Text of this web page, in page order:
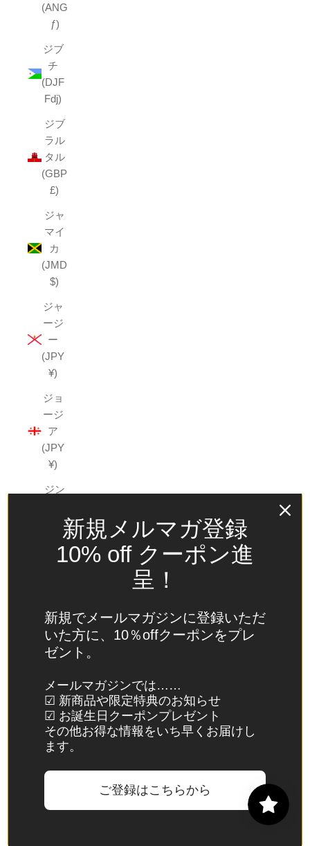
(ANG
ƒ)
ジブ
チ
(DJF
Fdj)
ジブ
ラル
タル
(GBP
£)
ジャ
マイ
カ
(JMD
$)
ジャ
ージ
ー
(JPY
¥)
ジョ
ージ
ア
(JPY
¥)
ジン
(USD
(CHF
CHF)
スウ
デン
(SEK
kr)
スバ
島・
新規メルマガ登録
10% off クーポン進
呈！
新規でメールマガジンに登録いただ
いた方に、10％offクーポンをプレ
ゼント。
メールマガジンでは……
☑ 新商品や限定特典のお知らせ
☑ お誕生日クーポンプレゼント
その他お得な情報をいち早くお届けし
ます。
ご登録はこちらから